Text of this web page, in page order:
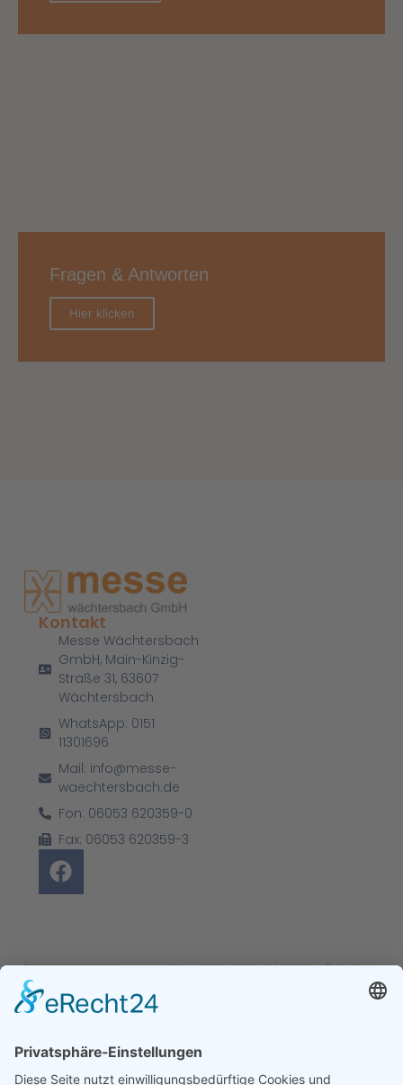
Fragen & Antworten
Hier klicken
Kontakt
Messe Wächtersbach
GmbH, Main-Kinzig-
Straße 31, 63607
Wächtersbach
WhatsApp: 0151
11301696
Mail: info@messe-
waechtersbach.de
Fon: 06053 620359-0
Fax: 06053 620359-3
+
−